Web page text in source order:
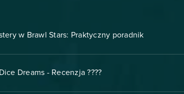
w Brawl Stars: Praktyczny poradnik
Dice Dreams - Recenzja ????